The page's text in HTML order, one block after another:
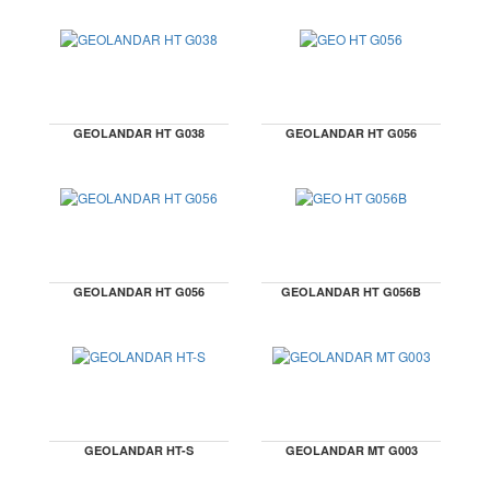
GEOLANDAR HT G038 GEOLANDAR HT G056
GEOLANDAR HT G056 GEOLANDAR HT G056B
GEOLANDAR HT-S GEOLANDAR MT G003